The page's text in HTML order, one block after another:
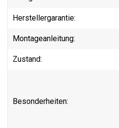
Herstellergarantie:
Montageanleitung:
Zustand:
Besonderheiten: